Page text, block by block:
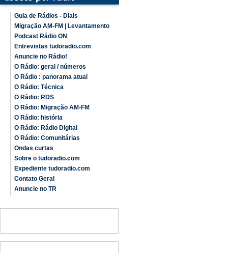
Guia de Rádios - Dials
Migração AM-FM | Levantamento
Podcast Rádio ON
Entrevistas tudoradio.com
Anuncie no Rádio!
O Rádio: geral / números
O Rádio : panorama atual
O Rádio: Técnica
O Rádio: RDS
O Rádio: Migração AM-FM
O Rádio: história
O Rádio: Rádio Digital
O Rádio: Comunitárias
Ondas curtas
Sobre o tudoradio.com
Expediente tudoradio.com
Contato Geral
Anuncie no TR